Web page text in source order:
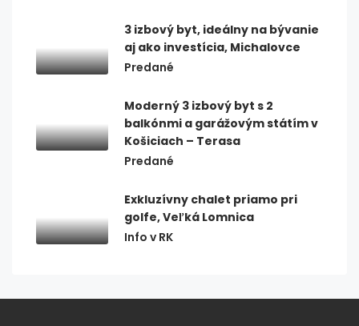
3 izbový byt, ideálny na bývanie
aj ako investícia, Michalovce
Predané
Moderný 3 izbový byt s 2
balkónmi a garážovým státím v
Košiciach – Terasa
Predané
Exkluzívny chalet priamo pri
golfe, Veľká Lomnica
Info v RK